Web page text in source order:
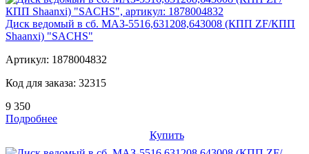
Диск ведомый в сб. МАЗ-5516,631208,643008 (КПП ZF/КПП
Shaanxi) "SACHS"
Артикул: 1878004832
Код для заказа: 32315
9 350
Подробнее
Купить